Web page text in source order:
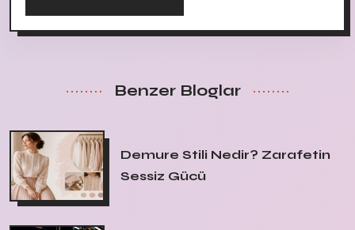
Benzer Bloglar
Demure Stili Nedir? Zarafetin
Sessiz Gücü